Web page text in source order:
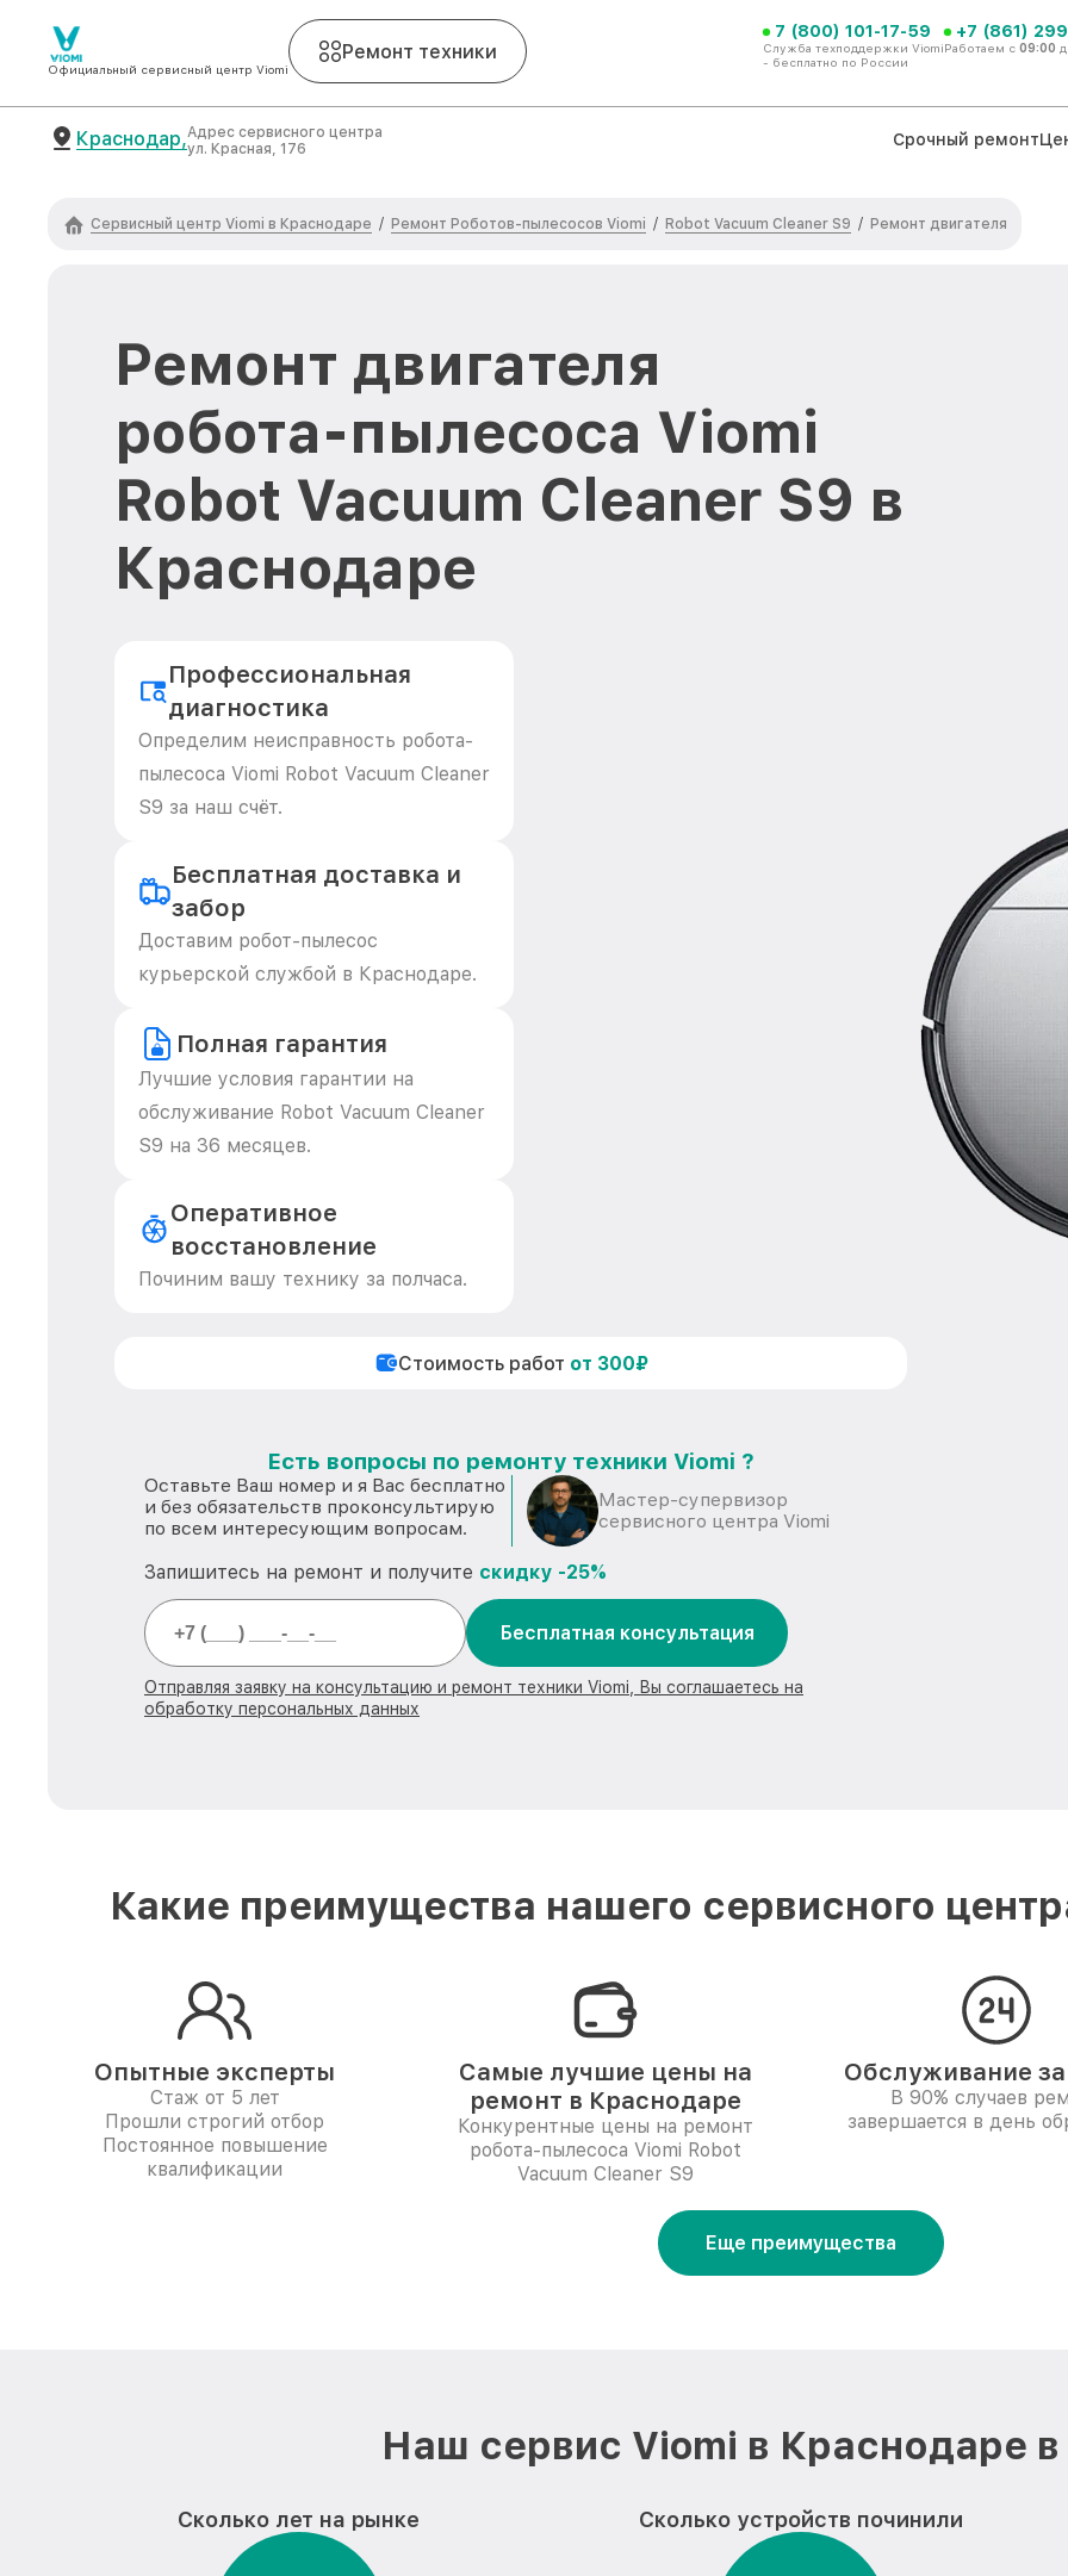
Официальный сервисный центр Viomi
Ремонт техники
7 (800) 101-17-59
Служба техподдержки Viomi
- бесплатно по России
+7 (861)
Работаем с 09:00
Краснодар,Адрес сервисного центра
ул. Красная, 176
Срочный ремонт
Сервисный центр Viomi в Краснодаре / Ремонт Роботов-пылесосов Viomi / Robot Vacuum Cleaner S9 / Ремонт двигателя
Ремонт двигателя
робота-пылесоса Viomi
Robot Vacuum Cleaner S9 в
Краснодаре
Профессиональная
диагностика
Определим неисправность робота-
пылесоса Viomi Robot Vacuum Cleaner
S9 за наш счёт.
Бесплатная доставка и
забор
Доставим робот-пылесос
курьерской службой в Краснодаре.
Полная гарантия
Лучшие условия гарантии на
обслуживание Robot Vacuum Cleaner
S9 на 36 месяцев.
Оперативное
восстановление
Починим вашу технику за полчаса.
Стоимость работ от 300₽
Есть вопросы по ремонту техники Viomi ?
Оставьте Ваш номер и я Вас бесплатно
и без обязательств проконсультирую
по всем интересующим вопросам.
Мастер-супервизор
сервисного центра Viomi
Запишитесь на ремонт и получите скидку -25%
Бесплатная консультация
Отправляя заявку на консультацию и ремонт техники Viomi, Вы соглашаетесь на
обработку персональных данных
Какие преимущества нашего сервисного
Опытные эксперты
Стаж от 5 лет
Прошли строгий отбор
Постоянное повышение
квалификации
Самые лучшие цены на
ремонт в Краснодаре
Конкурентные цены на ремонт
робота-пылесоса Viomi Robot
Vacuum Cleaner S9
Обслуживание за
В 90% случаев
завершается в день
Еще преимущества
Наш сервис Viomi в Краснодаре
Сколько лет на рынке Сколько устройств починили